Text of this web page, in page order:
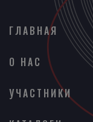
ГЛАВНАЯ
О НАС
УЧАСТНИКИ